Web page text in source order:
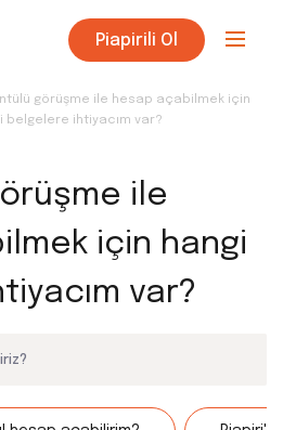
Piapirili Ol
görüşme ile hesap açabilmek için
belgelere ihtiyacım var?
ile
için hangi
var?